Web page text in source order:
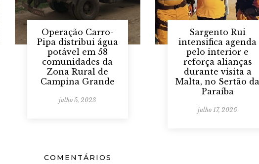
Operação Carro-
Pipa distribui água
potável em 58
comunidades da
Zona Rural de
Campina Grande
julho 5, 2023
Sargento Rui
intensifica agenda
pelo interior e
reforça alianças
durante visita a
Malta, no Sertão da
Paraíba
julho 17, 2026
COMENTÁRIOS